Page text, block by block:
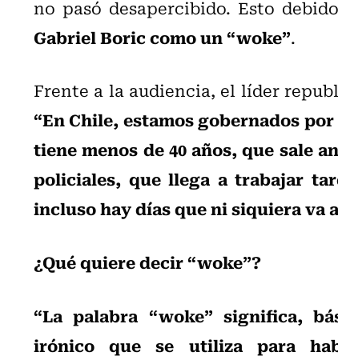
no pasó desapercibido. Esto
Gabriel Boric como un “woke”.
Frente a la audiencia, el líder
“En Chile, estamos gobernados
tiene menos de 40 años, que sale
policiales, que llega a trabajar
incluso hay días que ni siquiera va
¿Qué quiere decir “woke”?
“La palabra “woke” significa,
irónico que se utiliza para